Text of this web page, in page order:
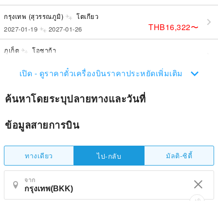
กรุงเทพ (สุวรรณภูมิ) โตเกียว
THB16,322〜
2027-01-19 2027-01-26
ภูเก็ต โอซาก้า
เปิด - ดูราคาตั๋วเครื่องบินราคาประหยัดเพิ่มเติม
ค้นหาโดยระบุปลายทางและวันที่
ข้อมูลสายการบิน
ทางเดียว ไป-กลับ มัลติ-ซิตี้
จาก